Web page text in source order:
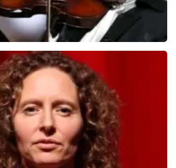
minuten